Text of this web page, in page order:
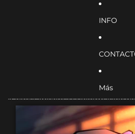
INFO
Más
Ir directamente a la información